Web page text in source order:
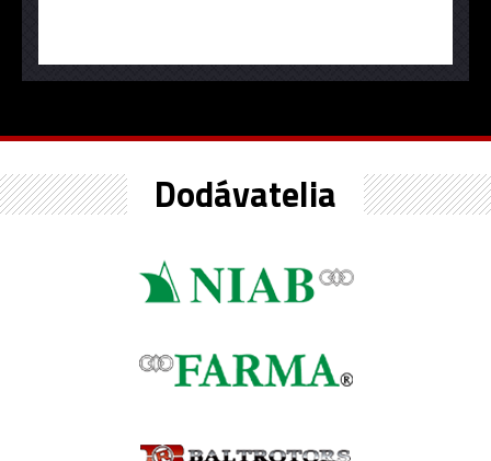
Dodávatelia